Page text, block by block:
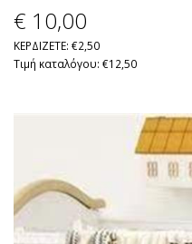
€ 10,00
ΚΕΡΔΙΖΕΤΕ: €2,50
Τιμή καταλόγου: €12,50